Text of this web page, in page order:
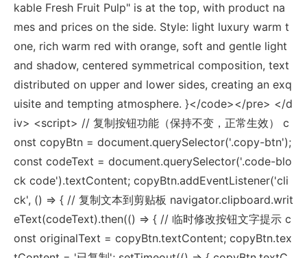
kable Fresh Fruit Pulp" is at the top, with product na
mes and prices on the side. Style: light luxury warm t
one, rich warm red with orange, soft and gentle light
and shadow, centered symmetrical composition, text
distributed on upper and lower sides, creating an exq
uisite and tempting atmosphere. }</code></pre> </d
iv> <script> // 复制按钮功能（保持不变，正常生效） c
onst copyBtn = document.querySelector('.copy-btn');
const codeText = document.querySelector('.code-blo
ck code').textContent; copyBtn.addEventListener('cli
ck', () => { // 复制文本到剪贴板 navigator.clipboard.writ
eText(codeText).then(() => { // 临时修改按钮文字提示 c
onst originalText = copyBtn.textContent; copyBtn.tex